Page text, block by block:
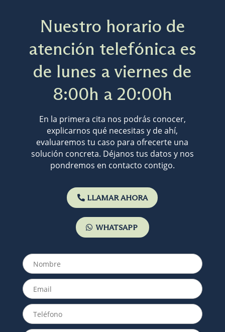
Nuestro horario de
atención telefónica es
de lunes a viernes de
8:00h a 20:00h
En la primera cita nos podrás conocer,
explicarnos qué necesitas y de ahí,
evaluaremos tu caso para ofrecerte una
solución concreta. Déjanos tus datos y nos
pondremos en contacto contigo.
LLAMAR AHORA
WHATSAPP